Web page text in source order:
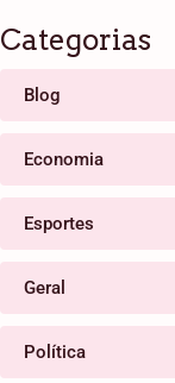
Categorias
Blog
Economia
Esportes
Geral
Política